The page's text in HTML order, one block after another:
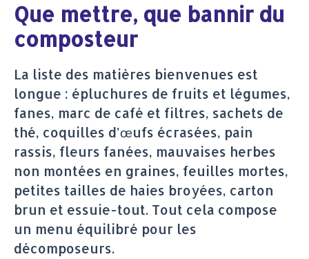
Que mettre, que bannir du
composteur
La liste des matières bienvenues est
longue : épluchures de fruits et légumes,
fanes, marc de café et filtres, sachets de
thé, coquilles d’œufs écrasées, pain
rassis, fleurs fanées, mauvaises herbes
non montées en graines, feuilles mortes,
petites tailles de haies broyées, carton
brun et essuie-tout. Tout cela compose
un menu équilibré pour les
décomposeurs.